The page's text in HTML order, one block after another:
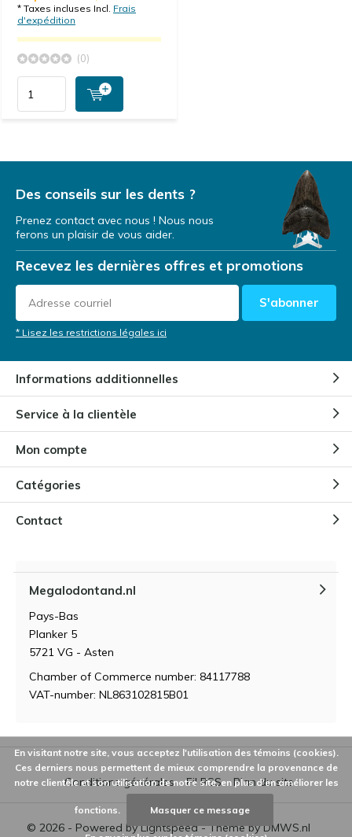
* Taxes incluses Incl. Frais
d'expédition
(0)
Des conseils sur les dents ?
Prenez contact avec nous ! Nous nous
ferons un plaisir de vous aider.
Recevez les dernières offres et promotions
S'abonner
* Lisez les restrictions légales ici
Informations additionnelles
Service à la clientèle
Mon compte
Catégories
Contact
Megalodontand.nl
Pays-Bas
Planker 5
5721 VG - Asten
Chamber of Commerce number: 84117788
VAT-number: NL863102815B01
© 2026 - Powered byLightspeed- Theme byDMWS.nl
Conditions générales Fil RSS Plan du site
En visitant notre site, vous acceptez l'utilisation des témoins (cookies).
Ces derniers nous permettent de mieux comprendre la provenance de
notre clientèle et son utilisation de notre site, en plus d'en améliorer les
fonctions. Masquer ce message